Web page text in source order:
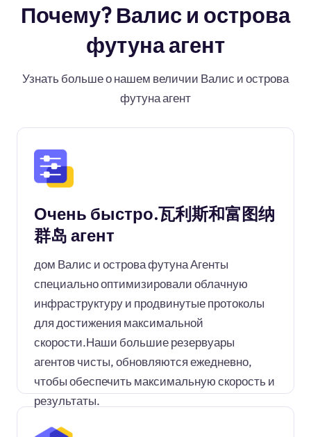
Почему? Валис и острова
футуна агент
Узнать больше о нашем величии Валис и острова
футуна агент
Очень быстро.瓦利斯和富图纳
群岛 агент
дом Валис и острова футуна Агенты
специально оптимизировали облачную
инфраструктуру и продвинутые протоколы
для достижения максимальной
скорости.Наши большие резервуары
агентов чисты, обновляются ежедневно,
чтобы обеспечить максимальную скорость и
результаты.